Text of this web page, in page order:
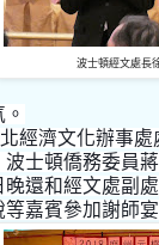
波士頓經文處長
經濟文化辦事
士頓僑務委員
晚還和經文處副
嘉賓參加謝師宴